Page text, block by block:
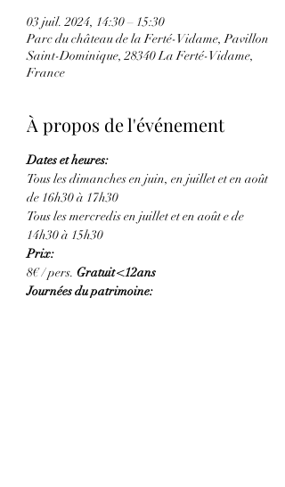
03 juil. 2024, 14:30 – 15:30
Parc du château de la Ferté-Vidame, Pavillon
Saint-Dominique, 28340 La Ferté-Vidame,
France
À propos de l'événement
Dates et heures:
Tous les dimanches en juin, en juillet et en août
de 16h30 à 17h30
Tous les mercredis en juillet et en août e de
14h30 à 15h30
Prix:
8€ / pers. Gratuit <12ans
Journées du patrimoine: